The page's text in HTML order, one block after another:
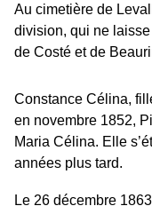
Au cimetière de
division, qui ne
de Costé et de
Constance Célina,
en novembre 1852,
Maria Célina. Elle
années plus tard.
Le 26 décembre